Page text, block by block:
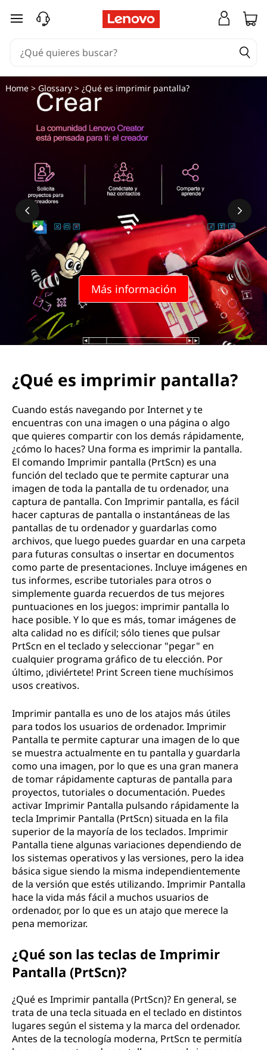
Ir al contenido principal
Más información
Home> Glossary> ¿Qué es imprimir pantalla?
¿Qué es imprimir pantalla?
Cuando estás navegando por Internet y te
encuentras con una imagen o una página o algo
que quieres compartir con los demás rápidamente,
¿cómo lo haces? Una forma es imprimir la pantalla.
El comando Imprimir pantalla (PrtScn) es una
función del teclado que te permite capturar una
imagen de toda la pantalla de tu ordenador, una
captura de pantalla. Con Imprimir pantalla, es fácil
hacer capturas de pantalla o instantáneas de las
pantallas de tu ordenador y guardarlas como
archivos, que luego puedes guardar en una carpeta
para futuras consultas o insertar en documentos
como parte de presentaciones. Incluye imágenes en
tus informes, escribe tutoriales para otros o
simplemente guarda recuerdos de tus mejores
puntuaciones en los juegos: imprimir pantalla lo
hace posible. Y lo que es más, tomar imágenes de
alta calidad no es difícil; sólo tienes que pulsar
PrtScn en el teclado y seleccionar "pegar" en
cualquier programa gráfico de tu elección. Por
último, ¡diviértete! Print Screen tiene muchísimos
usos creativos.
Imprimir pantalla es uno de los atajos más útiles
para todos los usuarios de ordenador. Imprimir
Pantalla te permite capturar una imagen de lo que
se muestra actualmente en tu pantalla y guardarla
como una imagen, por lo que es una gran manera
de tomar rápidamente capturas de pantalla para
proyectos, tutoriales o documentación. Puedes
activar Imprimir Pantalla pulsando rápidamente la
tecla Imprimir Pantalla (PrtScn) situada en la fila
superior de la mayoría de los teclados. Imprimir
Pantalla tiene algunas variaciones dependiendo de
los sistemas operativos y las versiones, pero la idea
básica sigue siendo la misma independientemente
de la versión que estés utilizando. Imprimir Pantalla
hace la vida más fácil a muchos usuarios de
ordenador, por lo que es un atajo que merece la
pena memorizar.
¿Qué son las teclas de Imprimir
Pantalla (PrtScn)?
¿Qué es Imprimir pantalla (PrtScn)? En general, se
trata de una tecla situada en el teclado en distintos
lugares según el sistema y la marca del ordenador.
Antes de la tecnología moderna, PrtScn te permitía